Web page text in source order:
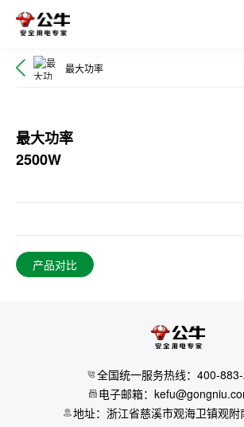
最大功率
最大功率
2500W
产品对比
全国统一服务热线：400-
电子邮箱：
地址：浙江省慈溪市观海卫镇观附